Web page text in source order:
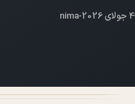
4 جولای 2026 ·
nima